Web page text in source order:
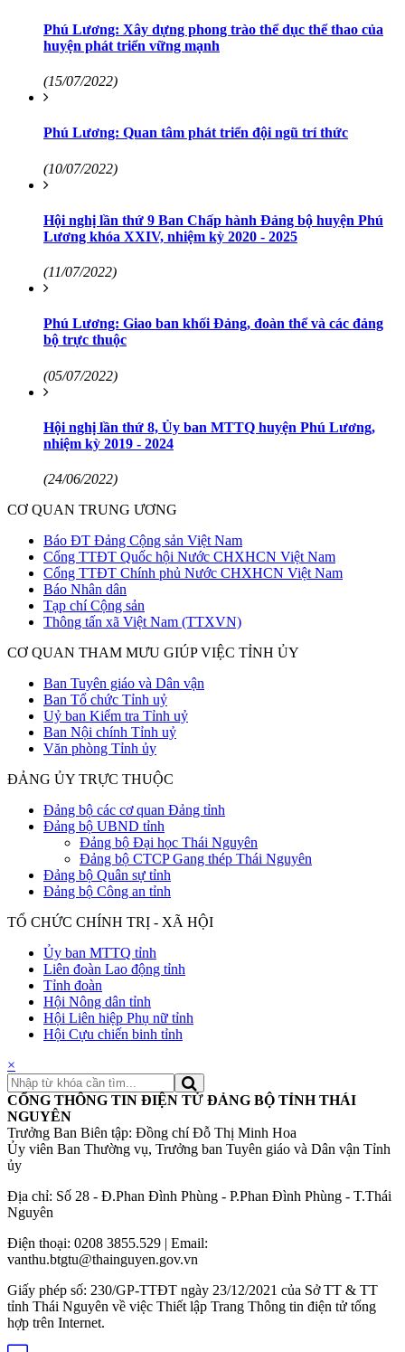
Phú Lương: Xây dựng phong trào thể dục thể thao của
huyện phát triển vững mạnh
(15/07/2022)
Phú Lương: Quan tâm phát triển đội ngũ trí thức
(10/07/2022)
Hội nghị lần thứ 9 Ban Chấp hành Đảng bộ huyện Phú
Lương khóa XXIV, nhiệm kỳ 2020 - 2025
(11/07/2022)
Phú Lương: Giao ban khối Đảng, đoàn thể và các đảng
bộ trực thuộc
(05/07/2022)
Hội nghị lần thứ 8, Ủy ban MTTQ huyện Phú Lương,
nhiệm kỳ 2019 - 2024
(24/06/2022)
CƠ QUAN TRUNG ƯƠNG
Báo ĐT Đảng Cộng sản Việt Nam
Cổng TTĐT Quốc hội Nước CHXHCN Việt Nam
Cổng TTĐT Chính phủ Nước CHXHCN Việt Nam
Báo Nhân dân
Tạp chí Cộng sản
Thông tấn xã Việt Nam (TTXVN)
CƠ QUAN THAM MƯU GIÚP VIỆC TỈNH ỦY
Ban Tuyên giáo và Dân vận
Ban Tổ chức Tỉnh uỷ
Uỷ ban Kiểm tra Tỉnh uỷ
Ban Nội chính Tỉnh uỷ
Văn phòng Tỉnh ủy
ĐẢNG ỦY TRỰC THUỘC
Đảng bộ các cơ quan Đảng tỉnh
Đảng bộ UBND tỉnh
Đảng bộ Đại học Thái Nguyên
Đảng bộ CTCP Gang thép Thái Nguyên
Đảng bộ Quân sự tỉnh
Đảng bộ Công an tỉnh
TỔ CHỨC CHÍNH TRỊ - XÃ HỘI
Ủy ban MTTQ tỉnh
Liên đoàn Lao động tỉnh
Tỉnh đoàn
Hội Nông dân tỉnh
Hội Liên hiệp Phụ nữ tỉnh
Hội Cựu chiến binh tỉnh
×
CỔNG THÔNG TIN ĐIỆN TỬ ĐẢNG BỘ TỈNH THÁI
NGUYÊN
Trưởng Ban Biên tập: Đồng chí Đỗ Thị Minh Hoa
Ủy viên Ban Thường vụ, Trưởng ban Tuyên giáo và Dân vận Tỉnh
ủy
Địa chỉ: Số 28 - Đ.Phan Đình Phùng - P.Phan Đình Phùng - T.Thái
Nguyên
Điện thoại: 0208 3855.529 | Email:
vanthu.btgtu@thainguyen.gov.vn
Giấy phép số: 230/GP-TTĐT ngày 23/12/2021 của Sở TT & TT
tỉnh Thái Nguyên về việc Thiết lập Trang Thông tin điện tử tổng
hợp trên Internet.